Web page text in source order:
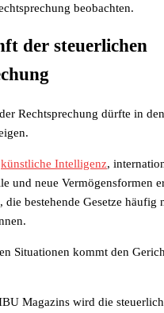
beobachten.
der steuerlichen
Rechtsprechung dürfte in
künstliche Intelligenz,
und neue Vermögensformen
die bestehende Gesetze häufig
Situationen kommt den
Magazins wird die